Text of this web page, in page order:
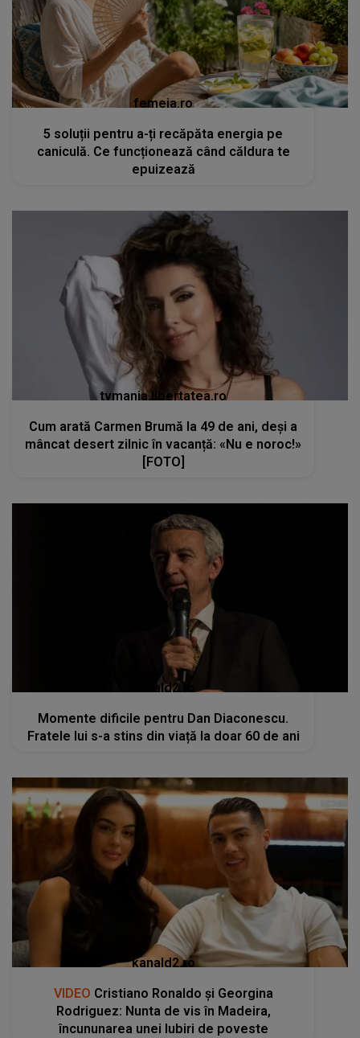
femeia.ro
5 soluții pentru a-ți recăpăta energia pe
caniculă. Ce funcționează când căldura te
epuizează
tvmania.libertatea.ro
Cum arată Carmen Brumă la 49 de ani, deși a
mâncat desert zilnic în vacanță: «Nu e noroc!»
[FOTO]
kanald2.ro
Momente dificile pentru Dan Diaconescu.
Fratele lui s-a stins din viață la doar 60 de ani
kanald2.ro
VIDEO Cristiano Ronaldo și Georgina
Rodriguez: Nunta de vis în Madeira,
încununarea unei Iubiri de poveste